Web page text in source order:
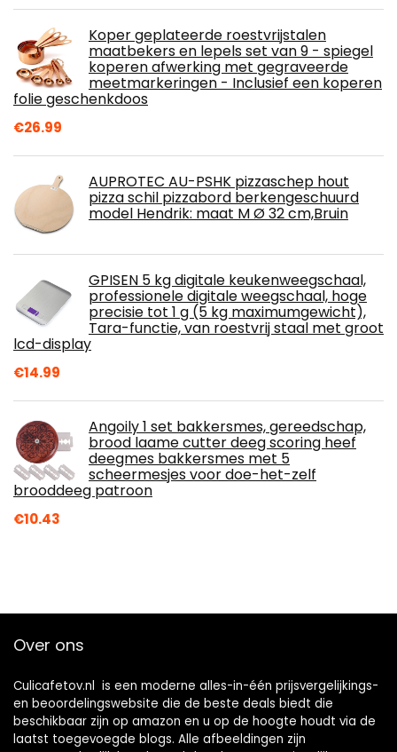
Koper geplateerde roestvrijstalen
maatbekers en lepels set van 9 - spiegel
koperen afwerking met gegraveerde
meetmarkeringen - Inclusief een koperen
folie geschenkdoos
€26.99
AUPROTEC AU-PSHK pizzaschep hout
pizza schil pizzabord berkengeschuurd
model Hendrik: maat M Ø 32 cm,Bruin
GPISEN 5 kg digitale keukenweegschaal,
professionele digitale weegschaal, hoge
precisie tot 1 g (5 kg maximumgewicht),
Tara-functie, van roestvrij staal met groot
lcd-display
€14.99
Angoily 1 set bakkersmes, gereedschap,
brood laame cutter deeg scoring heef
deegmes bakkersmes met 5
scheermesjes voor doe-het-zelf
brooddeeg patroon
€10.43
Over ons
Culicafetov.nl is een moderne alles-in-één prijsvergelijkings-
en beoordelingswebsite die de beste deals biedt die
beschikbaar zijn op amazon en u op de hoogte houdt via de
laatst toegevoegde blogs. Alle afbeeldingen zijn